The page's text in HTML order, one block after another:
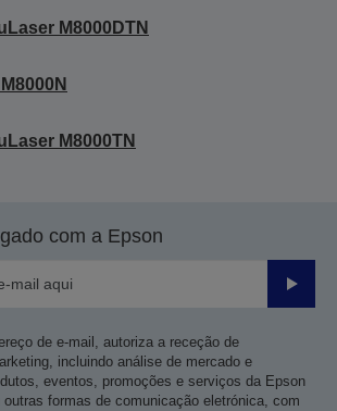
M8000DTN
M8000TN
com a Epson
Enviar
de e-mail, autoriza a receção de
incluindo análise de mercado e
eventos, promoções e serviços da Epson
formas de comunicação eletrónica, com